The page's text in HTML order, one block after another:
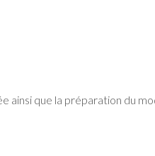
ainsi que la préparation du